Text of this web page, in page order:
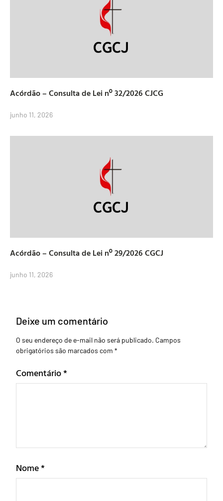
Acórdão – Consulta de Lei nº 32/2026 CJCG
junho 11, 2026
Acórdão – Consulta de Lei nº 29/2026 CGCJ
junho 11, 2026
Deixe um comentário
O seu endereço de e-mail não será publicado. Campos
obrigatórios são marcados com *
Comentário*
Nome*